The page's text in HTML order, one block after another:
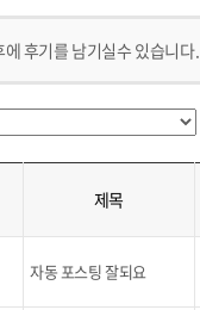
후기를 남기실수 있습니다.
제목
자동 포스팅 잘되요